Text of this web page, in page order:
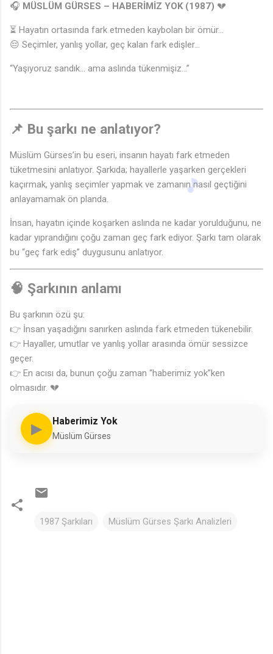
🎧 MÜSLÜM GÜRSES – HABERİMİZ YOK (1987) 💔
⏳ Hayatın ortasında fark etmeden kaybolan bir ömür…
😔 Seçimler, yanlış yollar, geç kalan fark edişler…
“Yaşıyoruz sandık… ama aslında tükenmişiz…”
📌 Bu şarkı ne anlatıyor?
Müslüm Gürses’in bu eseri, insanın hayatı fark etmeden
tüketmesini anlatıyor. Şarkıda; hayallerle yaşarken gerçekleri
kaçırmak, yanlış seçimler yapmak ve zamanın nasıl geçtiğini
anlayamamak ön planda.
İnsan, hayatın içinde koşarken aslında ne kadar yorulduğunu, ne
kadar yıprandığını çoğu zaman geç fark ediyor. Şarkı tam olarak
bu “geç fark ediş” duygusunu anlatıyor.
🧠 Şarkının anlamı
Bu şarkının özü şu:
👉 İnsan yaşadığını sanırken aslında fark etmeden tükenebilir.
👉 Hayaller, umutlar ve yanlış yollar arasında ömür sessizce
geçer.
👉 En acısı da, bunun çoğu zaman “haberimiz yok”ken
olmasıdır. 💔
▶ Haberimiz Yok
Müslüm Gürses
1987 Şarkıları Müslüm Gürses Şarkı Analizleri